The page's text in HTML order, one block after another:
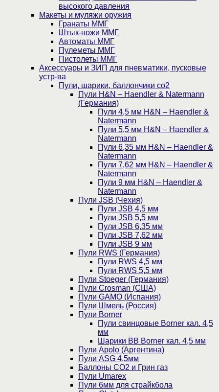
высокого давления
Макеты и муляжи оружия
Гранаты ММГ
Штык-ножи ММГ
Автоматы ММГ
Пулеметы ММГ
Пистолеты ММГ
Аксессуары и ЗИП для пневматики, пусковые
устр-ва
Пули, шарики, баллончики со2
Пули H&N – Haendler & Natermann
(Германия)
Пули 4,5 мм H&N – Haendler &
Natermann
Пули 5,5 мм H&N – Haendler &
Natermann
Пули 6,35 мм H&N – Haendler &
Natermann
Пули 7,62 мм H&N – Haendler &
Natermann
Пули 9 мм H&N – Haendler &
Natermann
Пули JSB (Чехия)
Пули JSB 4,5 мм
Пули JSB 5,5 мм
Пули JSB 6,35 мм
Пули JSB 7,62 мм
Пули JSB 9 мм
Пули RWS (Германия)
Пули RWS 4,5 мм
Пули RWS 5,5 мм
Пули Stoeger (Германия)
Пули Crosman (США)
Пули GAMO (Испания)
Пули Шмель (Россия)
Пули Borner
Пули свинцовые Borner кал. 4,5
мм
Шарики BB Borner кал. 4,5 мм
Пули Apolo (Аргентина)
Пули ASG 4,5мм
Баллоны CO2 и Грин газ
Пули Umarex
Пули 6мм для страйкбола